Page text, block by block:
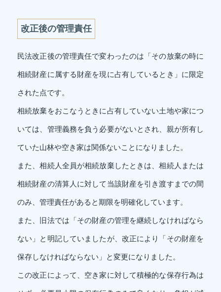
改正後の管理責任
民法改正後の管理責任で変わったのは「その放棄の時に
相続財産に属する財産を現に占有しているとき」に限定
された点です。
相続放棄をおこなうときに占有していない土地や家につ
いては、管理義務を負う必要がないとされ、親が所有し
ていた山林や空き家は関係ないことになりました。
また、相続人全員が相続放棄したときは、相続人または
相続財産の清算人に対して当該財産を引き渡すまでの間
のみ、管理責任があると期限を明確化しています。
また、旧法では「その財産の管理を継続しなければなら
ない」と明記していましたが、改正により「その財産を
保存しなければならない」と変更になりました。
この改正によって、空き家に対して積極的な保存行為は